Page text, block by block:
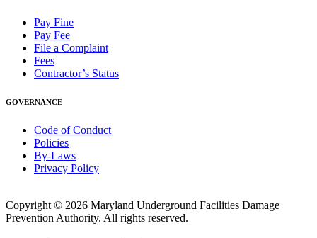
Pay Fine
Pay Fee
File a Complaint
Fees
Contractor’s Status
GOVERNANCE
Code of Conduct
Policies
By-Laws
Privacy Policy
Copyright © 2026 Maryland Underground Facilities Damage
Prevention Authority. All rights reserved.